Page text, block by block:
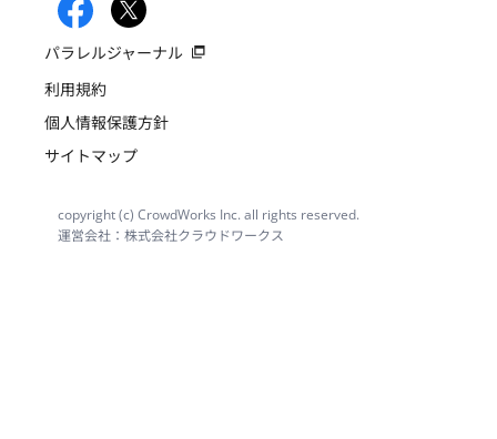
パラレルジャーナル
利用規約
個人情報保護方針
サイトマップ
copyright (c) CrowdWorks Inc. all rights reserved.
運営会社：株式会社クラウドワークス